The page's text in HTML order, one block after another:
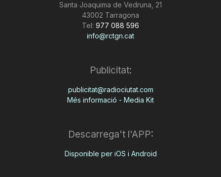
Santa Joaquima de Vedruna, 21
43002 Tarragona
Tel: 977 088 596
info@rctgn.cat
Publicitat:
publicitat@radiociutat.com
Més informació - Media Kit
Descarrega't l'APP:
Disponible per iOS i Android